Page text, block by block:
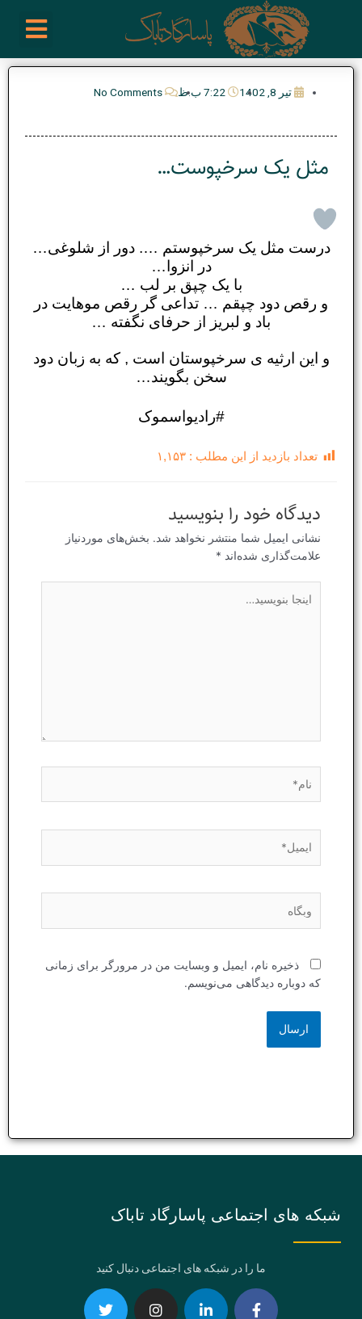
تیر 8, 1402 7:22 ب.ظ No Comments
مثل یک سرخپوست…
درست مثل یک سرخپوستم …. دور از شلوغی…
در انزوا…
با یک چپق بر لب …
و رقص دود چپقم … تداعی گر رقص موهایت در
باد و لبریز از حرفای نگفته …
و این ارثیه ی سرخپوستان است , که به زبان دود
سخن بگویند…
#رادیواسموک
تعداد بازدید از این مطلب : ۱,۱۵۳
دیدگاه‌ خود را بنویسید
نشانی ایمیل شما منتشر نخواهد شد. بخش‌های موردنیاز
علامت‌گذاری شده‌اند *
بنویسید…
ذخیره نام، ایمیل و وبسایت من در مرورگر برای زمانی
که دوباره دیدگاهی می‌نویسم.
شبکه های اجتماعی پاسارگاد تاباک
ما را در شبکه های اجتماعی دنبال کنید